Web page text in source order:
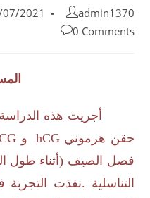
admin1370
07/2021
0 Comments
أجريت هذه الدراسة
حقن هرمونيhCGو eCG
فصل الصيف (أثناء طول
التناسلية .نفذت التجربة